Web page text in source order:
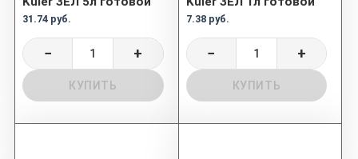
31.74 руб.
− +
КУПИТЬ
7.38 руб.
− +
КУПИТЬ